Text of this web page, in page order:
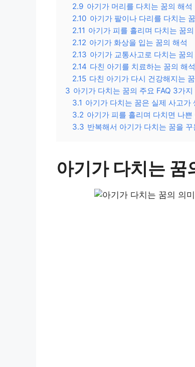
2.9 아기가 머리를 다치는 꿈의 해석
2.10 아기가 팔이나 다리를 다치는
2.11 아기가 피를 흘리며 다치는 꿈
2.12 아기가 화상을 입는 꿈의 해석
2.13 아기가 교통사고로 다치는 꿈의
2.14 다친 아기를 치료하는 꿈의 해석
2.15 다친 아기가 다시 건강해지는
3 아기가 다치는 꿈의 주요 FAQ 3가지
3.1 아기가 다치는 꿈은 실제 사고가
3.2 아기가 피를 흘리며 다치면 나쁜
3.3 반복해서 아기가 다치는 꿈을
아기가 다치는 꿈